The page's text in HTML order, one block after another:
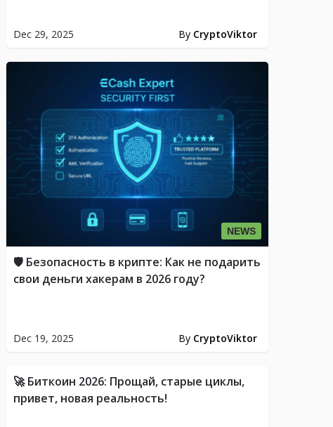
Dec 29, 2025 By CryptoViktor
NEWS
Dec 19, 2025 By CryptoViktor
🛡️ Безопасность в крипте: Как не подарить
свои деньги хакерам в 2026 году?
🚀 Биткоин 2026: Прощай, старые циклы,
привет, новая реальность!